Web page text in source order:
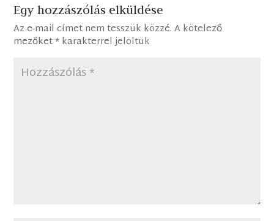
Egy hozzászólás elküldése
Az e-mail címet nem tesszük közzé. A kötelező
mezőket*karakterrel jelöltük